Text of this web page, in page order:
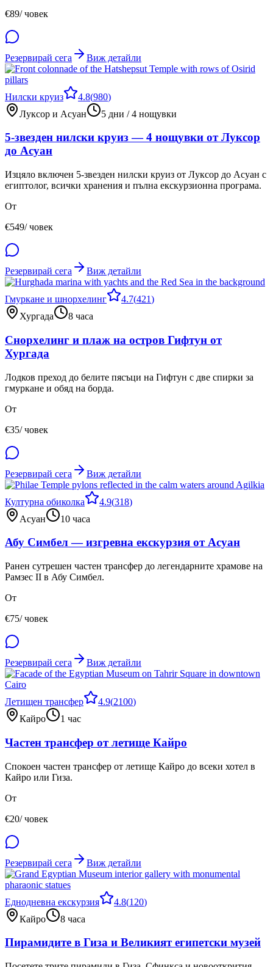
€89/ човек
Резервирай сега Виж детайли
Нилски круиз 4.8(980)
Луксор и Асуан
5 дни / 4 нощувки
5-звезден нилски круиз — 4 нощувки от Луксор
до Асуан
Изцяло включен 5-звезден нилски круиз от Луксор до Асуан с
египтолог, всички хранения и пълна екскурзионна програма.
От
€549/ човек
Резервирай сега Виж детайли
Гмуркане и шнорхелинг 4.7(421)
Хургада
8 часа
Снорхелинг и плаж на остров Гифтун от
Хургада
Лодков преход до белите пясъци на Гифтун с две спирки за
гмуркане и обяд на борда.
От
€35/ човек
Резервирай сега Виж детайли
Културна обиколка 4.9(318)
Асуан
10 часа
Абу Симбел — изгревна екскурзия от Асуан
Ранен сутрешен частен трансфер до легендарните храмове на
Рамзес II в Абу Симбел.
От
€75/ човек
Резервирай сега Виж детайли
Летищен трансфер 4.9(2100)
Кайро
1 час
Частен трансфер от летище Кайро
Спокоен частен трансфер от летище Кайро до всеки хотел в
Кайро или Гиза.
От
€20/ човек
Резервирай сега Виж детайли
Еднодневна екскурзия 4.8(120)
Кайро
8 часа
Пирамидите в Гиза и Великият египетски музей